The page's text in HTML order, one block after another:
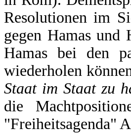
Resolutionen im
gegen Hamas und
Hamas bei den
wiederholen
Staat im Staat zu
die
"Freiheitsagenda"